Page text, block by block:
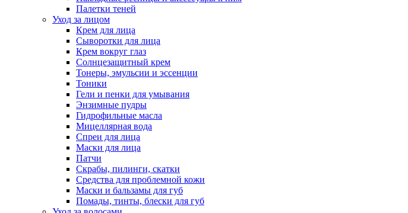
Палетки теней
Уход за лицом
Крем для лица
Сыворотки для лица
Крем вокруг глаз
Солнцезащитный крем
Тонеры, эмульсии и эссенции
Тоники
Гели и пенки для умывания
Энзимные пудры
Гидрофильные масла
Мицеллярная вода
Спреи для лица
Маски для лица
Патчи
Скрабы, пилинги, скатки
Средства для проблемной кожи
Маски и бальзамы для губ
Помады, тинты, блески для губ